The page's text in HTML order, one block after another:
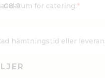
datum för catering:*
hämtningstid eller